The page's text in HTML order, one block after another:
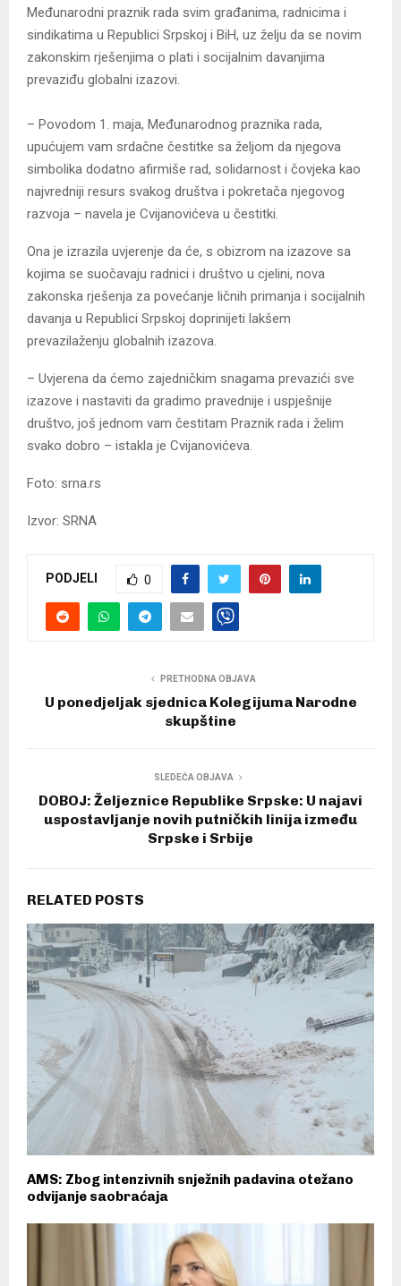
Međunarodni praznik rada svim građanima, radnicima i
sindikatima u Republici Srpskoj i BiH, uz želju da se novim
zakonskim rješenjima o plati i socijalnim davanjima
prevaziđu globalni izazovi.
– Povodom 1. maja, Međunarodnog praznika rada,
upućujem vam srdačne čestitke sa željom da njegova
simbolika dodatno afirmiše rad, solidarnost i čovjeka kao
najvredniji resurs svakog društva i pokretača njegovog
razvoja – navela je Cvijanovićeva u čestitki.
Ona je izrazila uvjerenje da će, s obizrom na izazove sa
kojima se suočavaju radnici i društvo u cjelini, nova
zakonska rješenja za povećanje ličnih primanja i socijalnih
davanja u Republici Srpskoj doprinijeti lakšem
prevazilaženju globalnih izazova.
– Uvjerena da ćemo zajedničkim snagama prevazići sve
izazove i nastaviti da gradimo pravednije i uspješnije
društvo, još jednom vam čestitam Praznik rada i želim
svako dobro – istakla je Cvijanovićeva.
Foto: srna.rs
Izvor: SRNA
PODJELI 0
PRETHODNA OBJAVA
U ponedjeljak sjednica Kolegijuma Narodne
skupštine
SLEDEĆA OBJAVA
DOBOJ: Željeznice Republike Srpske: U najavi
uspostavljanje novih putničkih linija između
Srpske i Srbije
RELATED POSTS
AMS: Zbog intenzivnih snježnih padavina otežano
odvijanje saobraćaja